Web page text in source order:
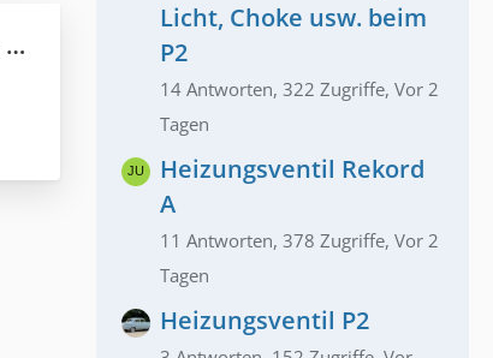
Licht, Choke usw. beim
P2
14 Antworten, 322 Zugriffe, Vor 2
Tagen
Heizungsventil Rekord
A
11 Antworten, 378 Zugriffe, Vor 2
Tagen
Heizungsventil P2